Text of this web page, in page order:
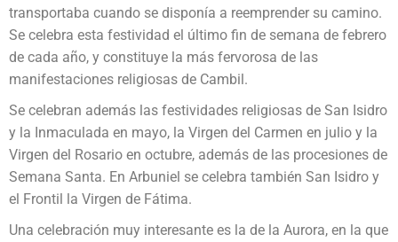
transportaba cuando se disponía a reemprender su camino.
Se celebra esta festividad el último fin de semana de febrero
de cada año, y constituye la más fervorosa de las
manifestaciones religiosas de Cambil.
Se celebran además las festividades religiosas de San Isidro
y la Inmaculada en mayo, la Virgen del Carmen en julio y la
Virgen del Rosario en octubre, además de las procesiones de
Semana Santa. En Arbuniel se celebra también San Isidro y
el Frontil la Virgen de Fátima.
Una celebración muy interesante es la de la Aurora, en la que